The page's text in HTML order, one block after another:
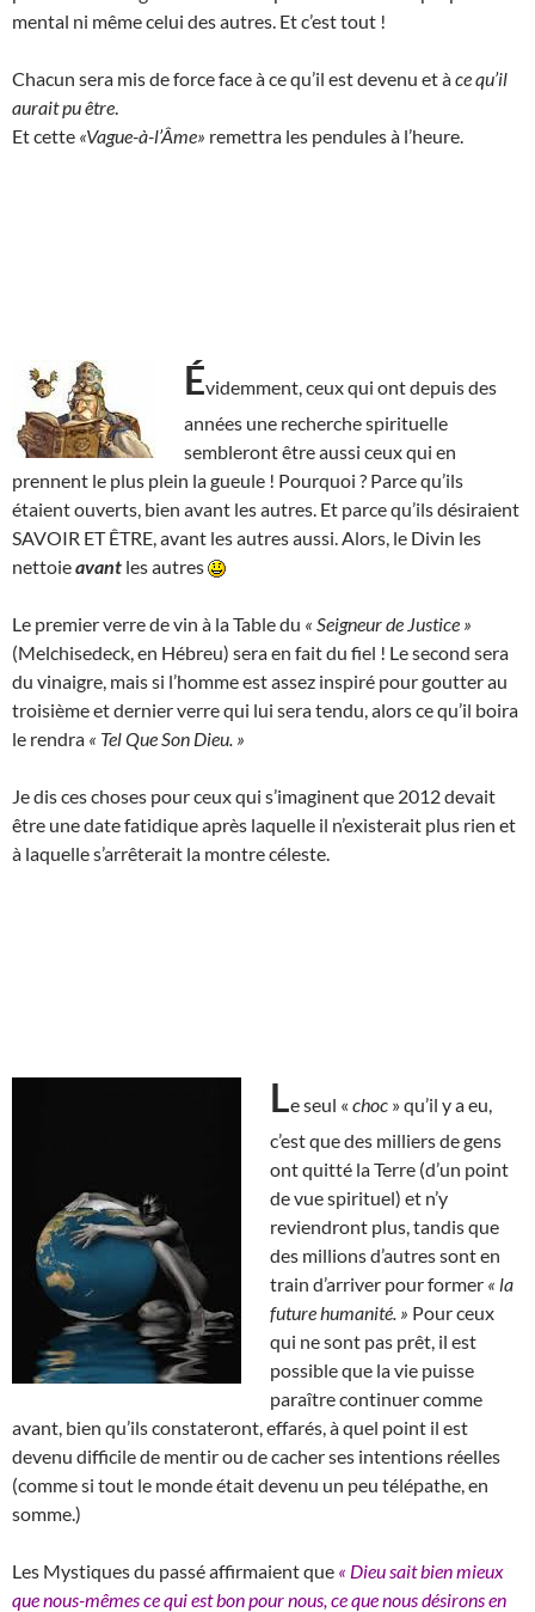
mental ni même celui des autres. Et c’est tout !
Chacun sera mis de force face à ce qu’il est devenu et àce qu’il
aurait pu être
Et cette «Vague-à-l’Âme» remettra les pendules à l’heure.
Évidemment, ceux qui ont depuis des
années une recherche spirituelle
sembleront être aussi ceux qui en
prennent le plus plein la gueule ! Pourquoi ? Parce qu’ils
étaient ouverts, bien avant les autres. Et parce qu’ils désiraient
SAVOIR ET ÊTRE, avant les autres aussi. Alors, le Divin les
nettoieavant les autres
Le premier verre de vin à la Table du « Seigneur de Justice »
(Melchisedeck, en Hébreu) sera en fait du fiel ! Le second sera
du vinaigre, mais si l’homme est assez inspiré pour goutter au
troisième et dernier verre qui lui sera tendu, alors ce qu’il boira
le rendra « Tel Que Son Dieu. »
Je dis ces choses pour ceux qui s’imaginent que 2012 devait
être une date fatidique après laquelle il n’existerait plus rien et
à laquelle s’arrêterait la montre céleste.
Le seul « choc » qu’il y a eu,
c’est que des milliers de gens
ont quitté la Terre (d’un point
de vue spirituel) et n’y
reviendront plus, tandis que
des millions d’autres sont en
train d’arriver pour former « la
future humanité. » Pour ceux
qui ne sont pas prêt, il est
possible que la vie puisse
paraître continuer comme
avant, bien qu’ils constateront, effarés, à quel point il est
devenu difficile de mentir ou de cacher ses intentions réelles
(comme si tout le monde était devenu un peu télépathe, en
somme.)
Les Mystiques du passé affirmaient que « Dieu sait bien mieux
que nous-mêmes ce qui est bon pour nous, ce que nous désirons en